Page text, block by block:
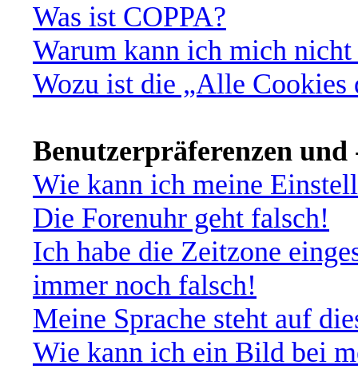
Was ist COPPA?
Warum kann ich mich
Wozu ist die „Alle Cookies
Benutzerpräferenzen und
Wie kann ich meine
Die Forenuhr geht falsch!
Ich habe die Zeitzone
immer noch falsch!
Meine Sprache steht auf
Wie kann ich ein Bild bei